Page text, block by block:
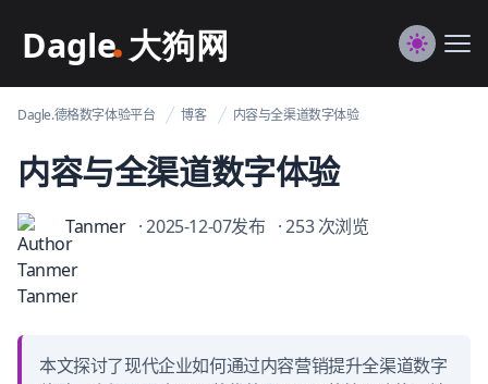
Dagle@数字体验管理
Switch
Dagle.德格数字体验平台 博客 内容与全渠道数字体验
内容与全渠道数字体验
Tanmer · 2025-12-07发布 · 253 次浏览
本文探讨了现代企业如何通过内容营销提升全渠道数字